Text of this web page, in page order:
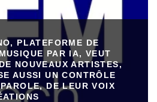
PLATEFORME DE
PAR IA, VEUT
NOUVEAUX ARTISTES,
AUSSI UN CONTRÔLE
DE LEUR VOIX